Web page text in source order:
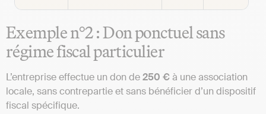
Exemple n°2 : Don ponctuel sans
régime fiscal particulier
L’entreprise effectue un don de250 €à une association
locale, sans contrepartie et sans bénéficier d’un dispositif
fiscal spécifique.